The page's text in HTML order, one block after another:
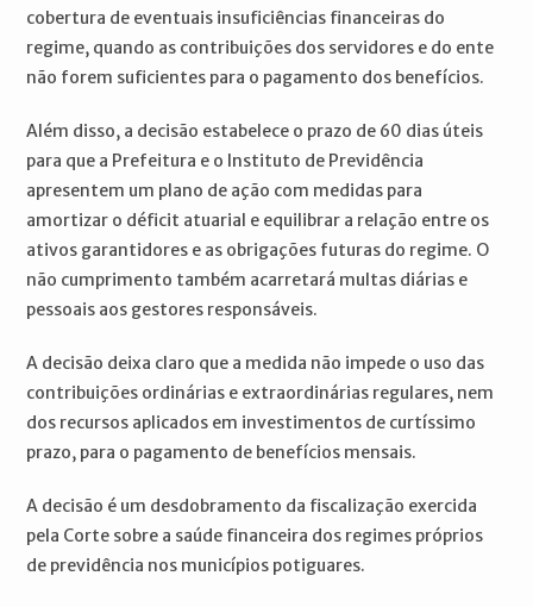
cobertura de eventuais insuficiências financeiras do
regime, quando as contribuições dos servidores e do ente
não forem suficientes para o pagamento dos benefícios.
Além disso, a decisão estabelece o prazo de 60 dias úteis
para que a Prefeitura e o Instituto de Previdência
apresentem um plano de ação com medidas para
amortizar o déficit atuarial e equilibrar a relação entre os
ativos garantidores e as obrigações futuras do regime. O
não cumprimento também acarretará multas diárias e
pessoais aos gestores responsáveis.
A decisão deixa claro que a medida não impede o uso das
contribuições ordinárias e extraordinárias regulares, nem
dos recursos aplicados em investimentos de curtíssimo
prazo, para o pagamento de benefícios mensais.
A decisão é um desdobramento da fiscalização exercida
pela Corte sobre a saúde financeira dos regimes próprios
de previdência nos municípios potiguares.